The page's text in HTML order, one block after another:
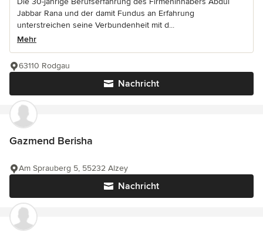
Jabbar Rana und der damit Fundus an Erfahrung
unterstreichen seine Verbundenheit mit d...
Mehr
Nachricht
63110 Rodgau
Gazmend Berisha
Nachricht
Am Sprauberg 5, 55232 Alzey